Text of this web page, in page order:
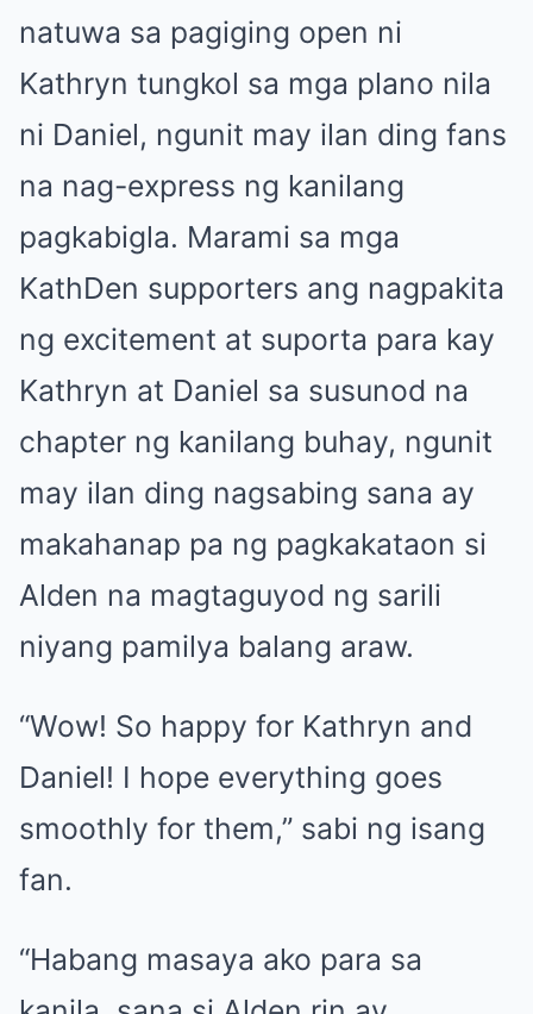
natuwa sa pagiging open ni
Kathryn tungkol sa mga plano nila
ni Daniel, ngunit may ilan ding fans
na nag-express ng kanilang
pagkabigla. Marami sa mga
KathDen supporters ang nagpakita
ng excitement at suporta para kay
Kathryn at Daniel sa susunod na
chapter ng kanilang buhay, ngunit
may ilan ding nagsabing sana ay
makahanap pa ng pagkakataon si
Alden na magtaguyod ng sarili
niyang pamilya balang araw.
“Wow! So happy for Kathryn and
Daniel! I hope everything goes
smoothly for them,” sabi ng isang
fan.
“Habang masaya ako para sa